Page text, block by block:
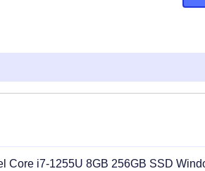
Core i7-1255U 8GB 256GB SSD